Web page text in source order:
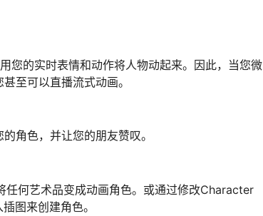
的实时表情和动作将人物动起来。因此，当您微
至可以直播流式动画。
角色，并让您的朋友赞叹。
何艺术品变成动画角色。或通过修改Character
图来创建角色。